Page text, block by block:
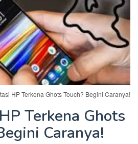
HP Terkena Ghots Touch? Begini Caranya!
Terkena Ghots
Caranya!